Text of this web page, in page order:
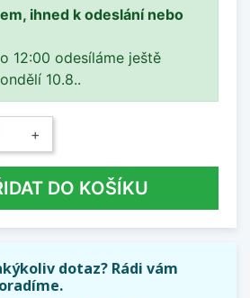
ihned k odeslání nebo
12:00 odesíláme ještě
10.8..
+
DO KOŠÍKU
dotaz? Rádi vám